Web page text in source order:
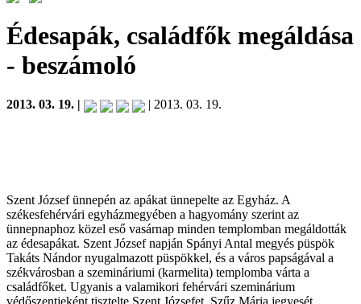
Édesapák, családfők megáldása
- beszámoló
2013. 03. 19. | | 2013. 03. 19.
Szent József ünnepén az apákat ünnepelte az Egyház. A
székesfehérvári egyházmegyében a hagyomány szerint az
ünnepnaphoz közel eső vasárnap minden templomban megáldották
az édesapákat. Szent József napján Spányi Antal megyés püspök
Takáts Nándor nyugalmazott püspökkel, és a város papságával a
székvárosban a szemináriumi (karmelita) templomba várta a
családfőket. Ugyanis a valamikori fehérvári szeminárium
védőszentjeként tisztelte Szent Józsefet, Szűz Mária jegyesét.